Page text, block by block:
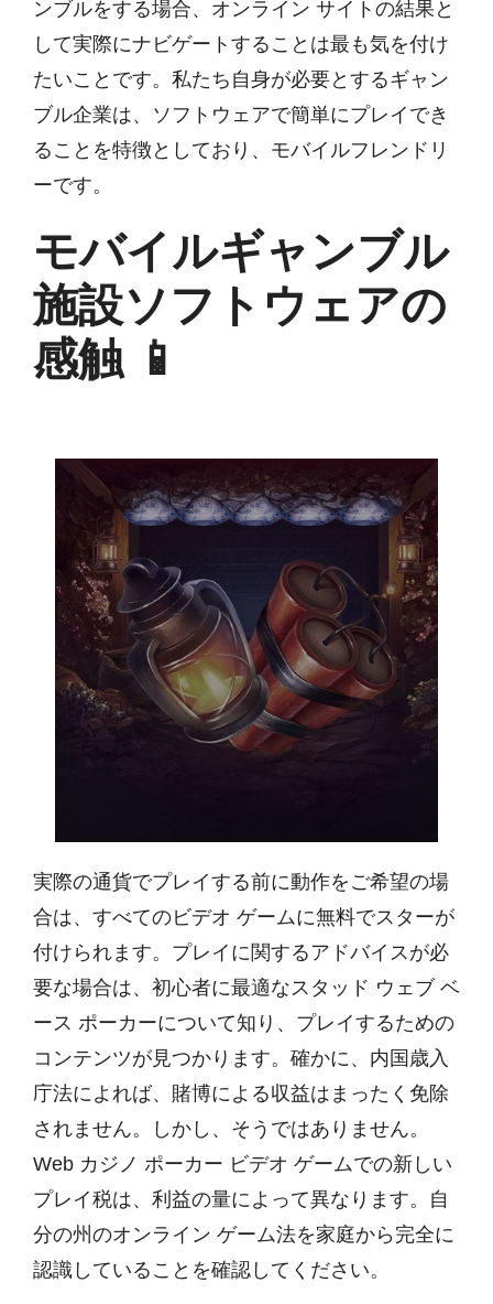
ンブルをする場合、オンライン サイトの結果と
して実際にナビゲートすることは最も気を付け
たいことです。私たち自身が必要とするギャン
ブル企業は、ソフトウェアで簡単にプレイでき
ることを特徴としており、モバイルフレンドリ
ーです。
モバイルギャンブル
施設ソフトウェアの
感触 📱
実際の通貨でプレイする前に動作をご希望の場
合は、すべてのビデオ ゲームに無料でスターが
付けられます。プレイに関するアドバイスが必
要な場合は、初心者に最適なスタッド ウェブ ベ
ース ポーカーについて知り、プレイするための
コンテンツが見つかります。確かに、内国歳入
庁法によれば、賭博による収益はまったく免除
されません。しかし、そうではありません。
Web カジノ ポーカー ビデオ ゲームでの新しい
プレイ税は、利益の量によって異なります。自
分の州のオンライン ゲーム法を家庭から完全に
認識していることを確認してください。